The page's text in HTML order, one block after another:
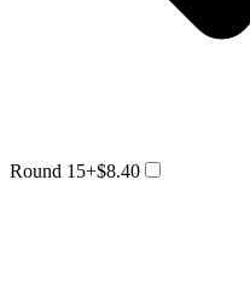
Round 15+$8.40